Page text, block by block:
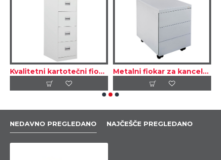
Kvalitetni kartotečni fiokari za odlaganje fascikli Metalni fiokar za kancelariju sa točkićima – elegantan izgled
NEDAVNO PREGLEDANO NAJČEŠČE PREGLEDANO